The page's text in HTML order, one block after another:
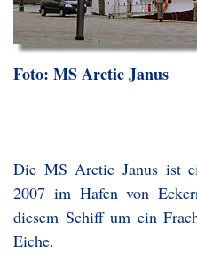
Foto: MS Arctic Janus
Die MS Arctic Janus ist
2007 im Hafen von
diesem Schiff um ein
Eiche.